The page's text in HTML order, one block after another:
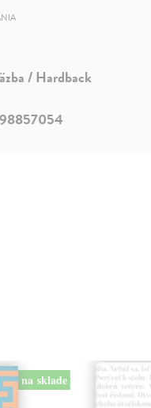
/ Hardback
na sklade